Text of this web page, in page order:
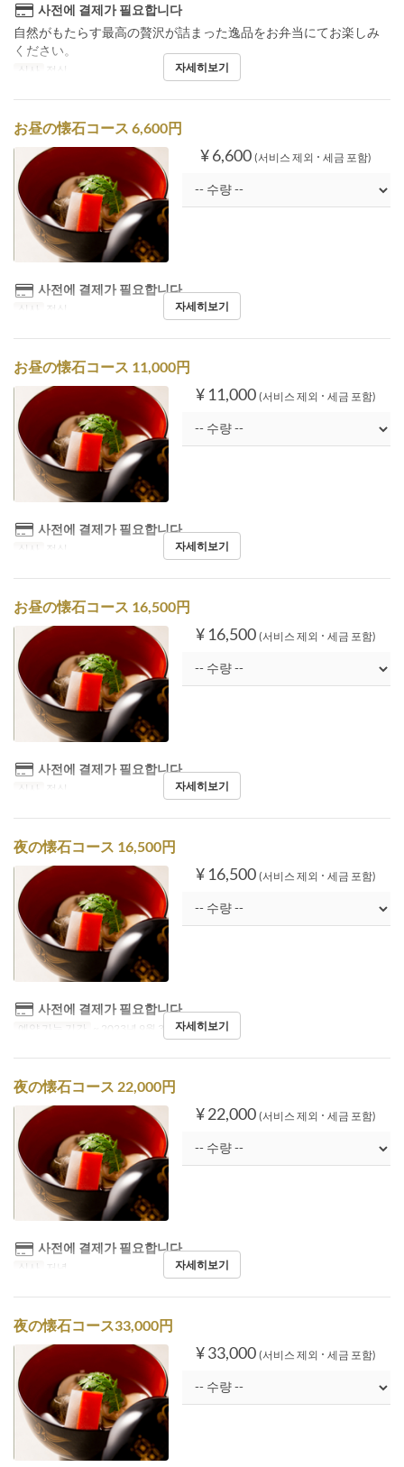
사전에 결제가 필요합니다
自然がもたらす最高の贅沢が詰まった逸品をお弁当にてお楽しみ
ください。
식사 점심 자세히보기
お昼の懐石コース 6,600円
¥ 6,600 (서비스 제외 ･ 세금 포함)
사전에 결제가 필요합니다
식사 점심 자세히보기
お昼の懐石コース 11,000円
¥ 11,000 (서비스 제외 ･ 세금 포함)
사전에 결제가 필요합니다
식사 점심 자세히보기
お昼の懐石コース 16,500円
¥ 16,500 (서비스 제외 ･ 세금 포함)
사전에 결제가 필요합니다
식사 점심 자세히보기
夜の懐石コース 16,500円
¥ 16,500 (서비스 제외 ･ 세금 포함)
사전에 결제가 필요합니다
예약 가능 기간 ~ 2023년 9월 30일 식사 저녁
자세히보기
夜の懐石コース 22,000円
¥ 22,000 (서비스 제외 ･ 세금 포함)
사전에 결제가 필요합니다
식사 저녁 자세히보기
夜の懐石コース33,000円
¥ 33,000 (서비스 제외 ･ 세금 포함)